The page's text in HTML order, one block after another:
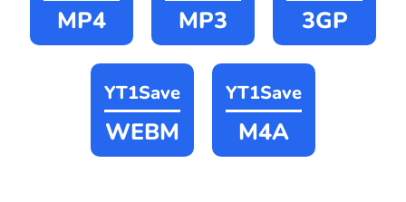
MP4 MP3 3GP
YT1Save
WEBM
YT1Save
M4A